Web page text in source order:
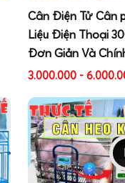
Cân Điện Tử Cân
Liệu Điện Thoại
Đơn Giản Và
3.000.000 -